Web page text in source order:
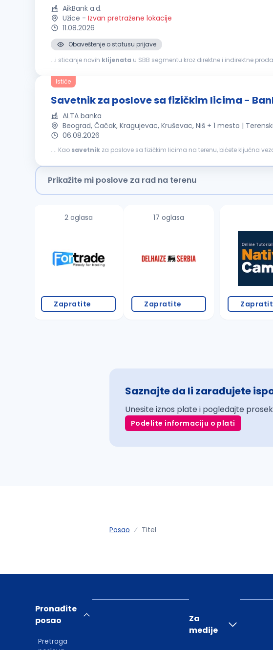
AikBank a.d.
Užice - Izvan pretražene lokacije
11.08.2026
Obaveštenje o statusu prijave
...i sticanje novih klijenata u SBB segmentu kroz direktne i indirektne
Ističe
Savetnik za poslove sa fizičkim licima -
ALTA banka
Beograd, Čačak, Kragujevac, Kruševac, Niš + 1 mesto |
06.08.2026
.... Kao savetnik za poslove sa fizičkim licima na terenu, bićete ključna
Prikažite mi poslove za rad na terenu
2 oglasa
Zapratite
17 oglasa
Zapratite
Saznajte da li zarađujete
Unesite iznos plate i pogledajte
Podelite informaciju o plati
Posao Titel
Pronađite
posao
Pretraga
Za
medije